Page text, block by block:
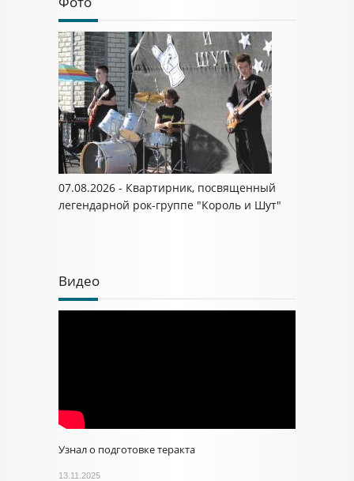
07.08.2026 - Квартирник, посвященный
легендарной рок-группе "Король и Шут"
Видео
Узнал о подготовке теракта
13.11.2025